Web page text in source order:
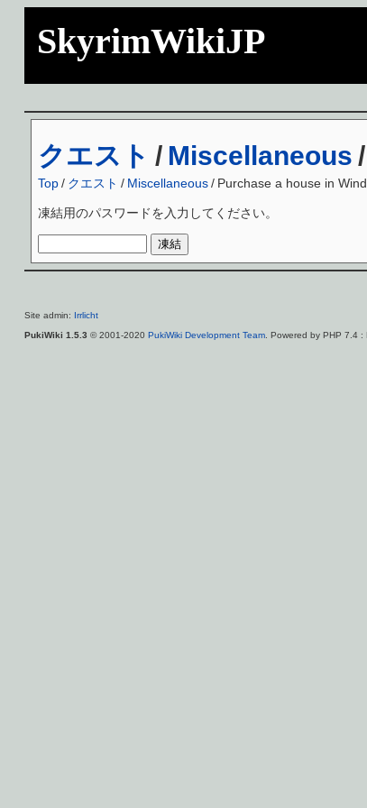
SkyrimWikiJP
クエスト / Miscellaneous /
Top/ クエスト / Miscellaneous / Purchase a house in
凍結用のパスワードを入力してください。
Site admin: Irrlicht
PukiWiki 1.5.3 © 2001-2020 PukiWiki Development Team. Powered by PHP 7.4 :